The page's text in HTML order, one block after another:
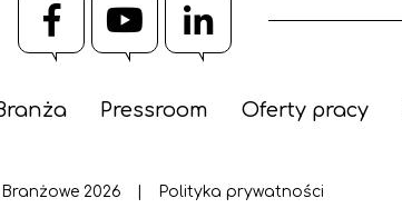
FacebookYouTube
LinkedIn
Pressroom Oferty pracy
2026 | Polityka prywatności